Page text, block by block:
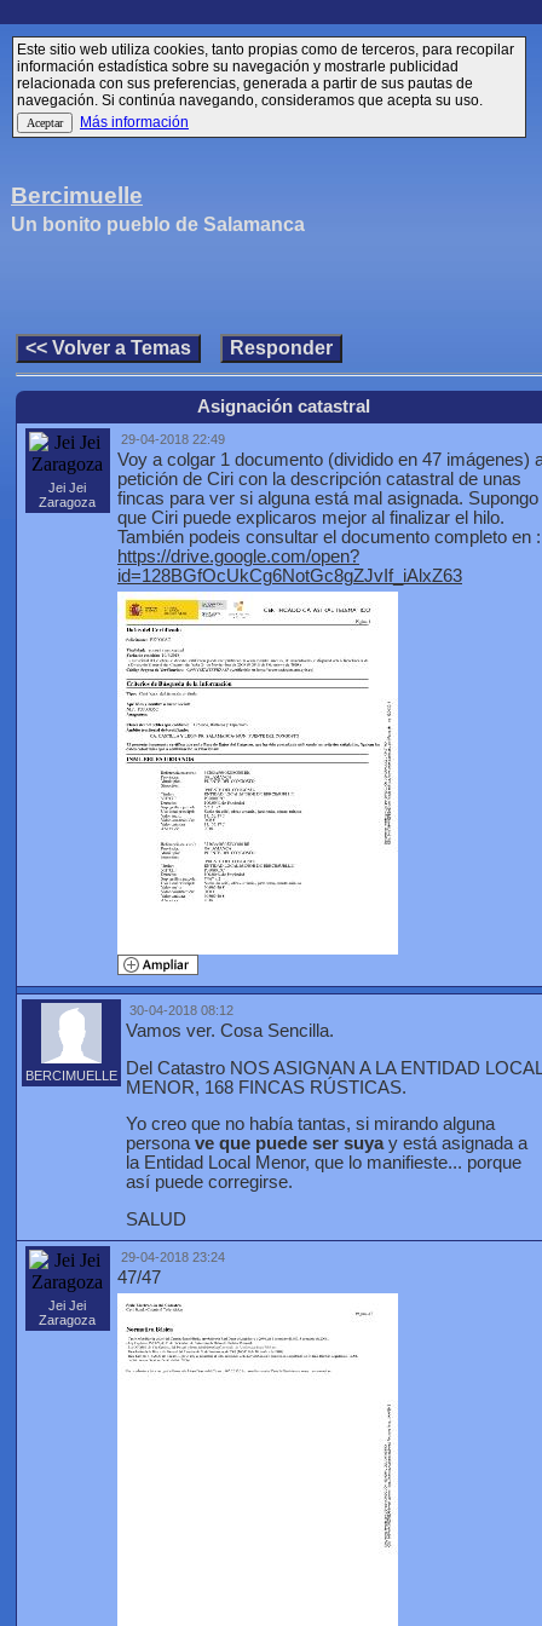
Este sitio web utiliza cookies, tanto propias como de terceros, para recopilar
información estadística sobre su navegación y mostrarle publicidad
relacionada con sus preferencias, generada a partir de sus pautas de
navegación. Si continúa navegando, consideramos que acepta su uso.
Más información
Bercimuelle
Un bonito pueblo de Salamanca
Asignación catastral
Jei Jei
Zaragoza
29-04-2018 22:49
Voy a colgar 1 documento (dividido en 47 imágenes)
petición de Ciri con la descripción catastral de unas
fincas para ver si alguna está mal asignada. Supongo
que Ciri puede explicaros mejor al finalizar el hilo.
También podeis consultar el documento completo en :
https://drive.google.com/open?
id=128BGfOcUkCg6NotGc8gZJvIf_iAlxZ63
BERCIMUELLE
30-04-2018 08:12
Vamos ver. Cosa Sencilla.
Del Catastro NOS ASIGNAN A LA ENTIDAD LOCAL
MENOR, 168 FINCAS RÚSTICAS.
Yo creo que no había tantas, si mirando alguna
personave que puede ser suyay está asignada a
la Entidad Local Menor, que lo manifieste... porque
así puede corregirse.
SALUD
Jei Jei
Zaragoza
29-04-2018 23:24
47/47